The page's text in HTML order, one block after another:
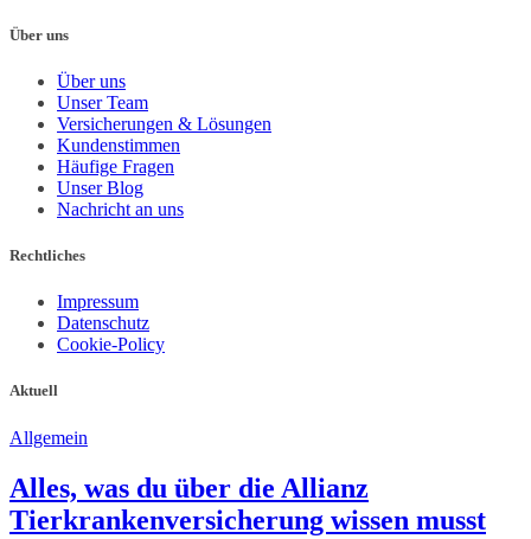
Über uns
Über uns
Unser Team
Versicherungen & Lösungen
Kundenstimmen
Häufige Fragen
Unser Blog
Nachricht an uns
Rechtliches
Impressum
Datenschutz
Cookie-Policy
Aktuell
Allgemein
Alles, was du über die Allianz
Tierkrankenversicherung wissen musst